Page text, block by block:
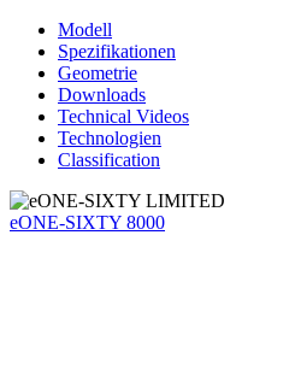
Modell
Spezifikationen
Geometrie
Downloads
Technical Videos
Technologien
Classification
eONE-SIXTY 8000